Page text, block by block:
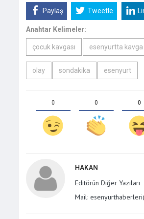
Paylaş Tweetle
Anahtar Kelimeler:
çocuk kavgası esenyurtta kavga
olay sondakika esenyurt
0 0 0
HAKAN
Editörün Diğer Yazıları
Mail:
Geçti!
Kapattığı